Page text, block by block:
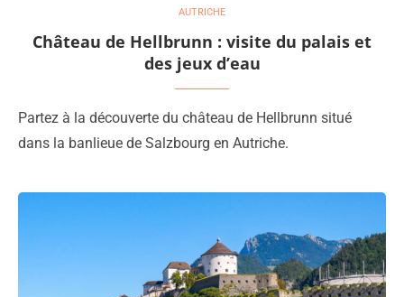
AUTRICHE
Château de Hellbrunn : visite du palais et
des jeux d’eau
Partez à la découverte du château de Hellbrunn situé
dans la banlieue de Salzbourg en Autriche.